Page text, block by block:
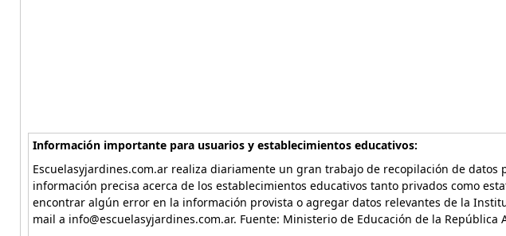
Información importante para usuarios y establecimientos educativos:
Escuelasyjardines.com.ar realiza diariamente un gran trabajo de recopilación de datos
información precisa acerca de los establecimientos educativos tanto privados como
encontrar algún error en la información provista o agregar datos relevantes de la
mail a info@escuelasyjardines.com.ar. Fuente: Ministerio de Educación de la República